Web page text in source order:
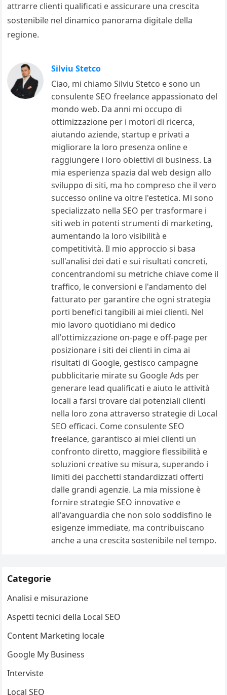
attrarre clienti qualificati e assicurare una crescita
sostenibile nel dinamico panorama digitale della
regione.
Silviu Stetco
Ciao, mi chiamo Silviu Stetco e sono un
consulente SEO freelance appassionato del
mondo web. Da anni mi occupo di
ottimizzazione per i motori di ricerca,
aiutando aziende, startup e privati a
migliorare la loro presenza online e
raggiungere i loro obiettivi di business. La
mia esperienza spazia dal web design allo
sviluppo di siti, ma ho compreso che il vero
successo online va oltre l'estetica. Mi sono
specializzato nella SEO per trasformare i
siti web in potenti strumenti di marketing,
aumentando la loro visibilità e
competitività. Il mio approccio si basa
sull'analisi dei dati e sui risultati concreti,
concentrandomi su metriche chiave come il
traffico, le conversioni e l'andamento del
fatturato per garantire che ogni strategia
porti benefici tangibili ai miei clienti. Nel
mio lavoro quotidiano mi dedico
all'ottimizzazione on-page e off-page per
posizionare i siti dei clienti in cima ai
risultati di Google, gestisco campagne
pubblicitarie mirate su Google Ads per
generare lead qualificati e aiuto le attività
locali a farsi trovare dai potenziali clienti
nella loro zona attraverso strategie di Local
SEO efficaci. Come consulente SEO
freelance, garantisco ai miei clienti un
confronto diretto, maggiore flessibilità e
soluzioni creative su misura, superando i
limiti dei pacchetti standardizzati offerti
dalle grandi agenzie. La mia missione è
fornire strategie SEO innovative e
all'avanguardia che non solo soddisfino le
esigenze immediate, ma contribuiscano
anche a una crescita sostenibile nel tempo.
Categorie
Analisi e misurazione
Aspetti tecnici della Local SEO
Content Marketing locale
Google My Business
Interviste
Local SEO